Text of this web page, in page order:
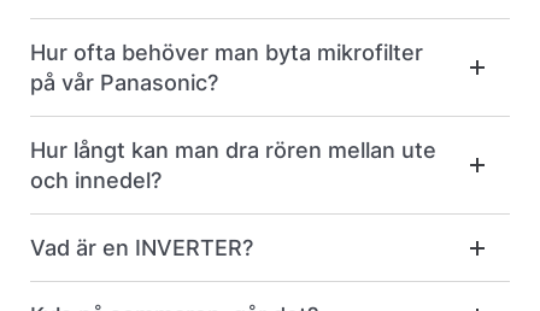
Hur ofta behöver man byta mikrofilter
på vår Panasonic?
Hur långt kan man dra rören mellan ute
och innedel?
Vad är en INVERTER?